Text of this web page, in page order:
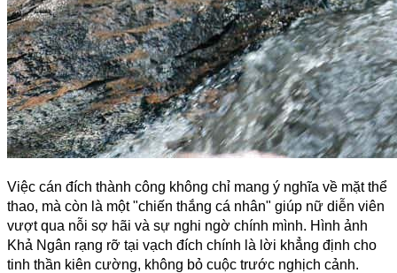
Việc cán đích thành công không chỉ mang ý nghĩa về mặt thể
thao, mà còn là một "chiến thắng cá nhân" giúp nữ diễn viên
vượt qua nỗi sợ hãi và sự nghi ngờ chính mình. Hình ảnh
Khả Ngân rạng rỡ tại vạch đích chính là lời khẳng định cho
tinh thần kiên cường, không bỏ cuộc trước nghịch cảnh.